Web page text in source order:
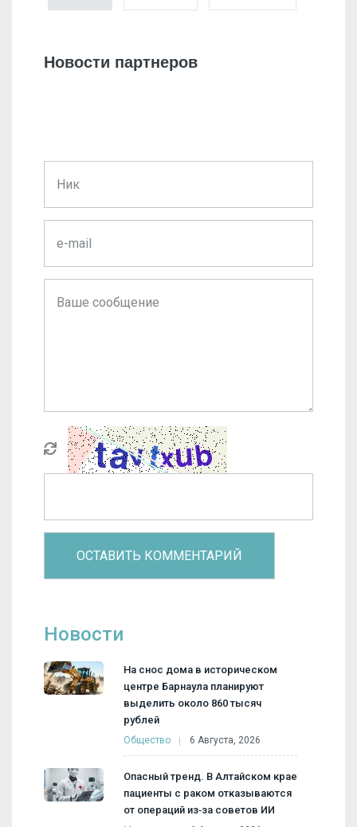
Новости партнеров
Новости
На снос дома в историческом
центре Барнаула планируют
выделить около 860 тысяч
рублей
Общество 6 Августа, 2026
Опасный тренд. В Алтайском крае
пациенты с раком отказываются
от операций из‑за советов ИИ